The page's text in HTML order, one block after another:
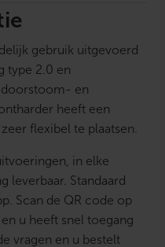
gebruik uitgevoerd
type 2.0 en
doorstoom- en
heeft een
flexibel te plaatsen.
in elke
leverbaar. Standaard
Scan de QR code op
u heeft snel toegang
vragen en u bestelt